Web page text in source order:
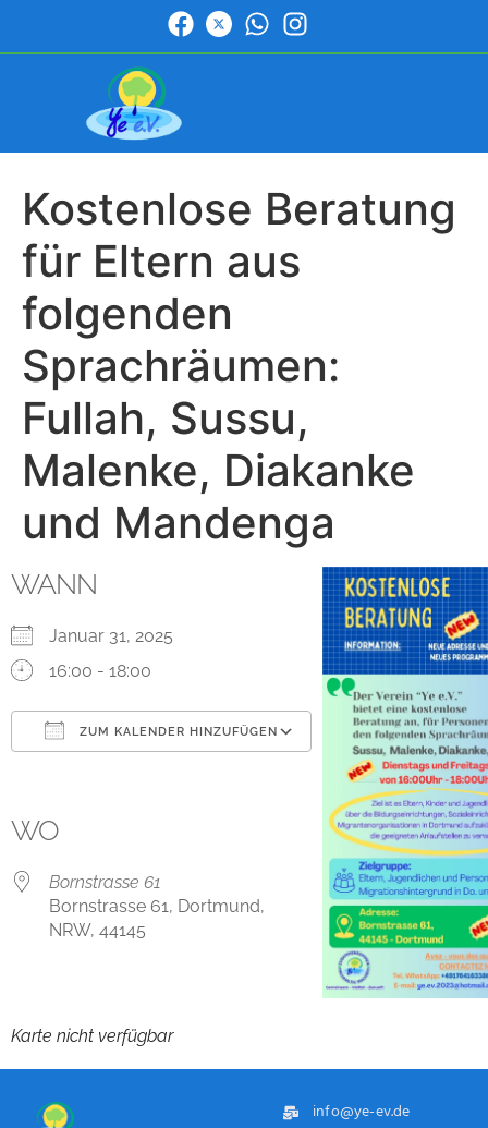
Kostenlose Beratung
für Eltern aus
folgenden
Sprachräumen:
Fullah, Sussu,
Malenke, Diakanke
und Mandenga
WANN
Januar 31, 2025
16:00 - 18:00
ZUM KALENDER HINZUFÜGEN
Outlook Live
WO
Bornstrasse 61
Bornstrasse 61, Dortmund,
NRW, 44145
Karte nicht verfügbar
info@ye-ev.de